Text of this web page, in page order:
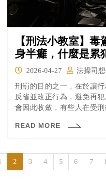
【刑法小教室】
身半癱，什麼是累
2026-04-27
法操司
刑罰的目的之一，在於讓
反省並改正行為，避免再
會因此收斂，有些人在受
READ MORE
2 3 4 5 6 7